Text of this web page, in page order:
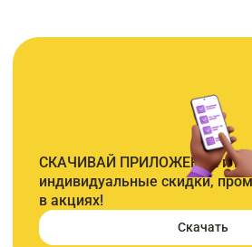
СКАЧИВАЙ ПРИЛОЖЕНИЕ и
индивидуальные скидки,
в акциях!
Скачать